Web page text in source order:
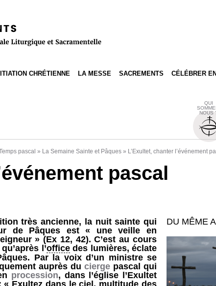
CHRÉTIENNE LA MESSE SACREMENTS CÉLÉBRER
QUI
NOUS
pascal » La Semaine Sainte et Pâques » L’Exultet, chanter l’événement
pascal
très ancienne, la nuit sainte qui
de Pâques est « une veille en
» (Ex 12, 42). C’est au cours
l’officedes lumières, éclate
Par la voix d’un ministre se
auprès du cierge pascal qui
procession, dans l’église l’Exultet
« Exultez dans le ciel, multitude des
DU MÊME